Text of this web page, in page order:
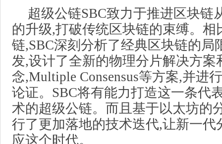
超级公链SBC致力于推进区块链
的升级,打破传统区块链的束缚。相
链,SBC深刻分析了经典区块链的局
发,设计了全新的物理分片解决方案
念,Multiple Consensus等方案,并进
论证。SBC将有能力打造这一条代
术的超级公链。而且基于以太坊的
行了更加落地的技术迭代,让新一代
应这个时代。